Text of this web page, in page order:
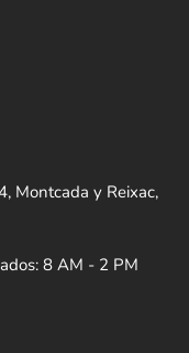
Montcada y Reixac,
8 AM - 2 PM